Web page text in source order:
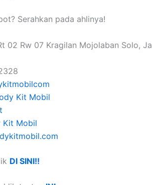
Serahkan pada ahlinya!
02 Rw 07 Kragilan Mojolaban Solo,
Kit Mobil
Kit Mobil
DI SINI!!